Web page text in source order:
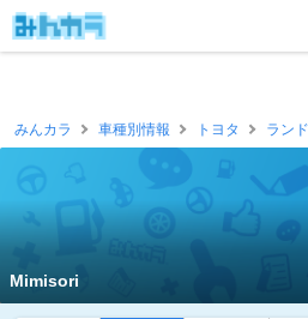
みんカラ 車種別情報 トヨタ ラン
Mimisori